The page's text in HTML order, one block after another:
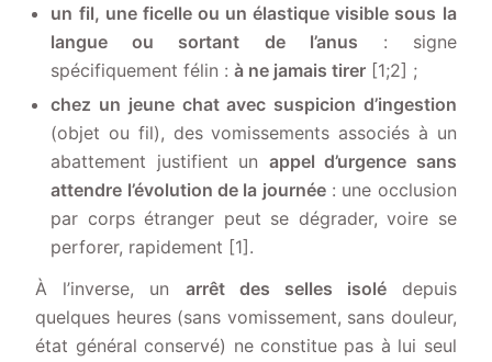
un fil, une ficelle ou un élastique visible sous la
langue ou sortant de l’anus : signe
spécifiquement félin :à ne jamais tirer [1;2] ;
chez un jeune chat avec suspicion d’ingestion
(objet ou fil), des vomissements associés à un
abattement justifient un appel d’urgence sans
attendre l’évolution de la journée: une occlusion
par corps étranger peut se dégrader, voire se
perforer, rapidement [1].
À l’inverse, un arrêt des selles isolédepuis
quelques heures (sans vomissement, sans douleur,
état général conservé) ne constitue pas à lui seul